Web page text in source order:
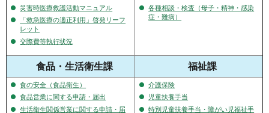
災害時医療救護活動マニュアル
「救急医療の適正利用」啓発リーフ
レット
交際費等執行状況
各種相談・検査（母子・精神・感染
症・難病）
食品・生活衛生課 福祉課
食の安全（食品衛生）
食品営業に関する申請・届出
生活衛生関係営業に関する申請・届
介護保険
児童扶養手当
特別児童扶養手当・障がい児福祉手